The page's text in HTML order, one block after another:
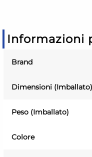
Informazioni
Brand
Dimensioni (Imballato)
Peso (Imballato)
Colore